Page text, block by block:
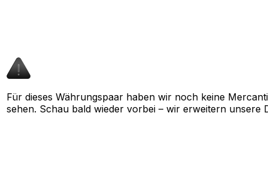
Für dieses Währungspaar haben wir noch keine
sehen. Schau bald wieder vorbei – wir erweitern unsere